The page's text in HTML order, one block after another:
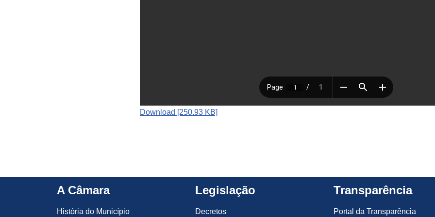
Download [250.93 KB]
A Câmara
História do Município
Legislação
Decretos
Transparência
Portal da Transparência